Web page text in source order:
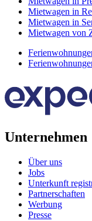
Mietwagen in
Mietwagen in
Mietwagen von
Unternehmen
Über uns
Jobs
Unterkunft
Partnerschaften
Werbung
Presse